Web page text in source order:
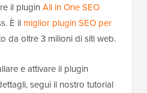
il plugin All in One SEO
È il miglior plugin SEO per
da oltre 3 milioni di siti web.
e attivare il plugin
segui il nostro tutorial